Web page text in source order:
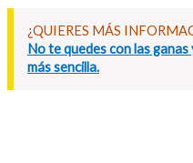
¿QUIERES MÁS
No te quedes con las
más sencilla.